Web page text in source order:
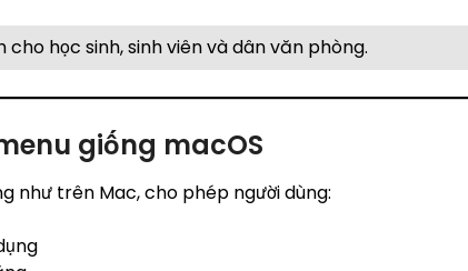
học sinh, sinh viên và dân văn phòng.
giống macOS
như trên Mac, cho phép người dùng: